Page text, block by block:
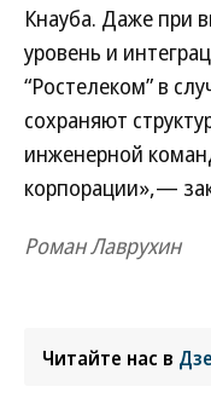
Кнауба. Даже при
уровень и
“Ростелеком” в
сохраняют
инженерной
корпорации»,—
Роман Лаврухин
Читайте нас в